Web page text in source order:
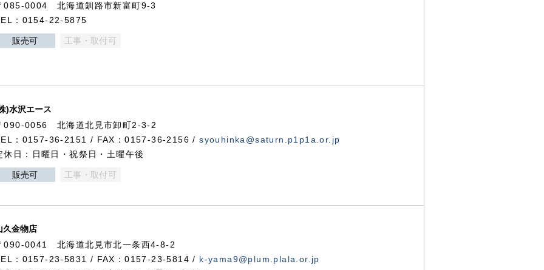
085-0004 北海道釧路市新富町9-3
：0154-22-5875
販売可 工事・取付可
)水沢エース
090-0056 北海道北見市卸町2-3-2
：0157-36-2151 / FAX：0157-36-2156 /syouhinka@saturn.p1p1a.or.jp
休日：日曜日・祝祭日・土曜午後
販売可 工事・取付可
久金物店
090-0041 北海道北見市北一条西4-8-2
：0157-23-5831 / FAX：0157-23-5814 / k-yama9@plum.plala.or.jp